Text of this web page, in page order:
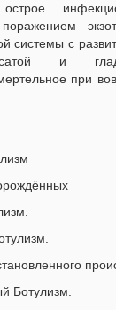
системы с
и
при
Ботулизм.